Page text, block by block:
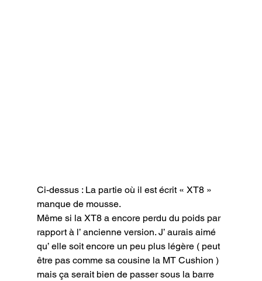
Ci-dessus : La partie où il est écrit « XT8 »
manque de mousse.
Même si la XT8 a encore perdu du poids par
rapport à l’ ancienne version. J’ aurais aimé
qu’ elle soit encore un peu plus légère ( peut
être pas comme sa cousine la MT Cushion )
mais ça serait bien de passer sous la barre